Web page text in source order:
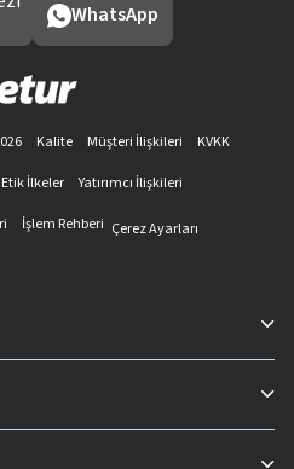
WhatsApp
Kalite Müşteri İlişkileri
KVKK
İlkeler
Yatırımcı İlişkileri
İşlem Rehberi Çerez Ayarları